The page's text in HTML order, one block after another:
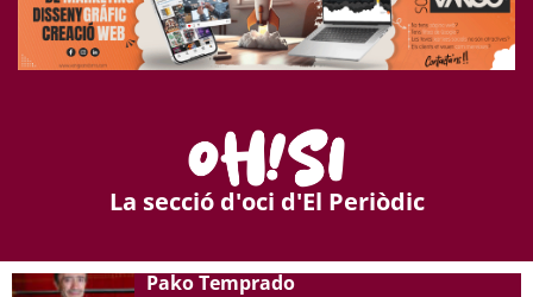
La secció d'oci d'El Periòdic
Pako Temprado